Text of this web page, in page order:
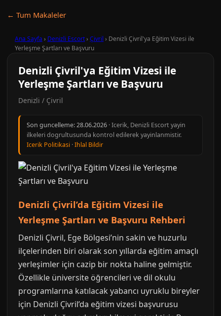
← Tum Makaleler
Ana Sayfa › Denizli Escort› Çivril › Denizli Çivril'ya Eğitim Vizesi ile
Yerleşme Şartları ve Başvuru
Denizli Çivril'ya Eğitim Vizesi ile
Yerleşme Şartları ve Başvuru
Denizli / Çivril
Son guncelleme:28.06.2026 · Icerik, Denizli Escort yayin
ilkeleri dogrultusunda kontrol edilerek yayinlanmistir.
Icerik Politikasi ·Ihlal Bildir
Denizli Çivril’da Eğitim Vizesi ile
Yerleşme Şartları ve Başvuru Rehberi
Denizli Çivril, Ege Bölgesi’nin sakin ve huzurlu
ilçelerinden biri olarak son yıllarda eğitim amaçlı
yerleşimler için cazip bir nokta haline gelmiştir.
Özellikle üniversite öğrencileri ve dil okulu
programlarına katılacak yabancı uyruklu bireyler
için Denizli Çivril’da eğitim vizesi başvurusu